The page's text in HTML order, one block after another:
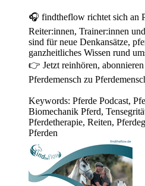
🎧 findtheflow richtet sich an
Reiter:innen, Trainer:innen
sind für neue Denkansätze,
ganzheitliches Wissen rund
👉 Jetzt reinhören,
Pferdemensch zu
Keywords: Pferde Podcast,
Biomechanik Pferd,
Pferdetherapie, Reiten,
Pferden